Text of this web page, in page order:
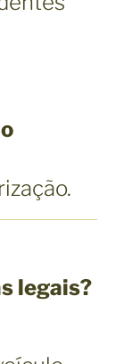
o
legais?